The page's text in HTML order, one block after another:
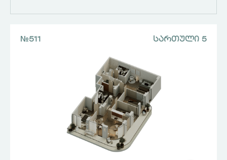
№511 ᲡᲐᲠᲗᲣᲚᲘ 5